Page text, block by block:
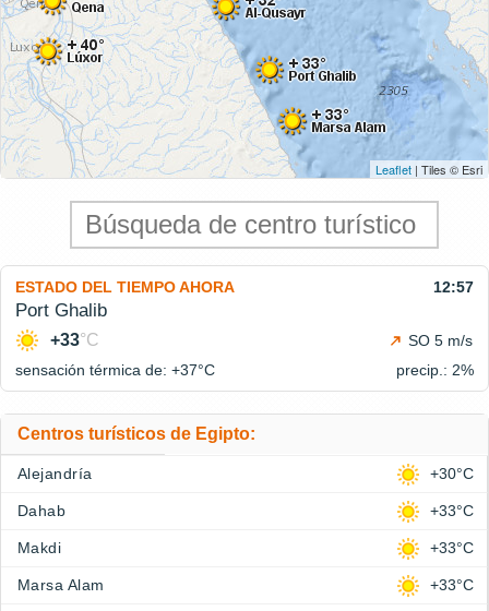
Leaflet | Tiles © Esri
ESTADO DEL TIEMPO AHORA 12:57
Port Ghalib
+33°C
SO 5 m/s
sensación térmica de: +37°C precip.: 2%
Centros turísticos de Egipto:
Alejandría +30°C
Dahab +33°C
Makdi +33°C
Marsa Alam +33°C